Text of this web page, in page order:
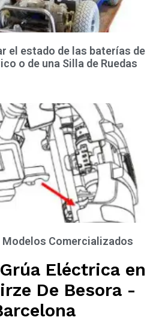
el estado de las baterías de
o de una Silla de Ruedas
Modelos Comercializados
Eléctrica en
De Besora -